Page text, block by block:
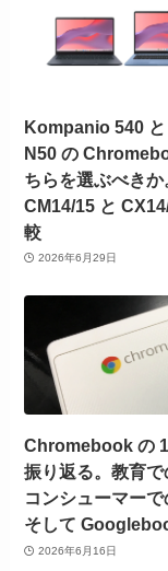
Kompanio 540
N50 の
ちらを選ぶべき
CM14/15 と
較
2026年6月29日
Chromebook の
振り返る。教育で
コンシューマーで
そして
2026年6月16日